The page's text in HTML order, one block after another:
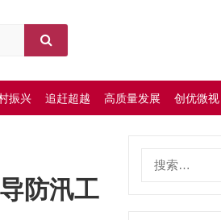
振兴 追赶超越 高质量发展 创优微视
防汛工